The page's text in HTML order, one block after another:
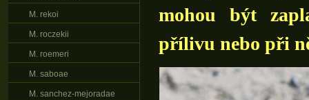
mohou být
přílivu nebo při
M. rekoi
M. roczekii
M. roemeri
M. saboae
M. sanchez-mejoradae